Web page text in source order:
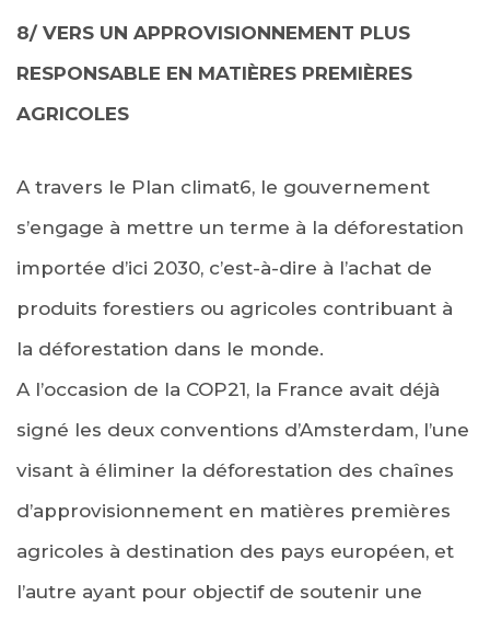
8/ VERS UN APPROVISIONNEMENT PLUS
RESPONSABLE EN MATIÈRES PREMIÈRES
AGRICOLES
A travers le Plan climat6, le gouvernement
s’engage à mettre un terme à la déforestation
importée d’ici 2030, c’est-à-dire à l’achat de
produits forestiers ou agricoles contribuant à
la déforestation dans le monde.
A l’occasion de la COP21, la France avait déjà
signé les deux conventions d’Amsterdam, l’une
visant à éliminer la déforestation des chaînes
d’approvisionnement en matières premières
agricoles à destination des pays européen, et
l’autre ayant pour objectif de soutenir une